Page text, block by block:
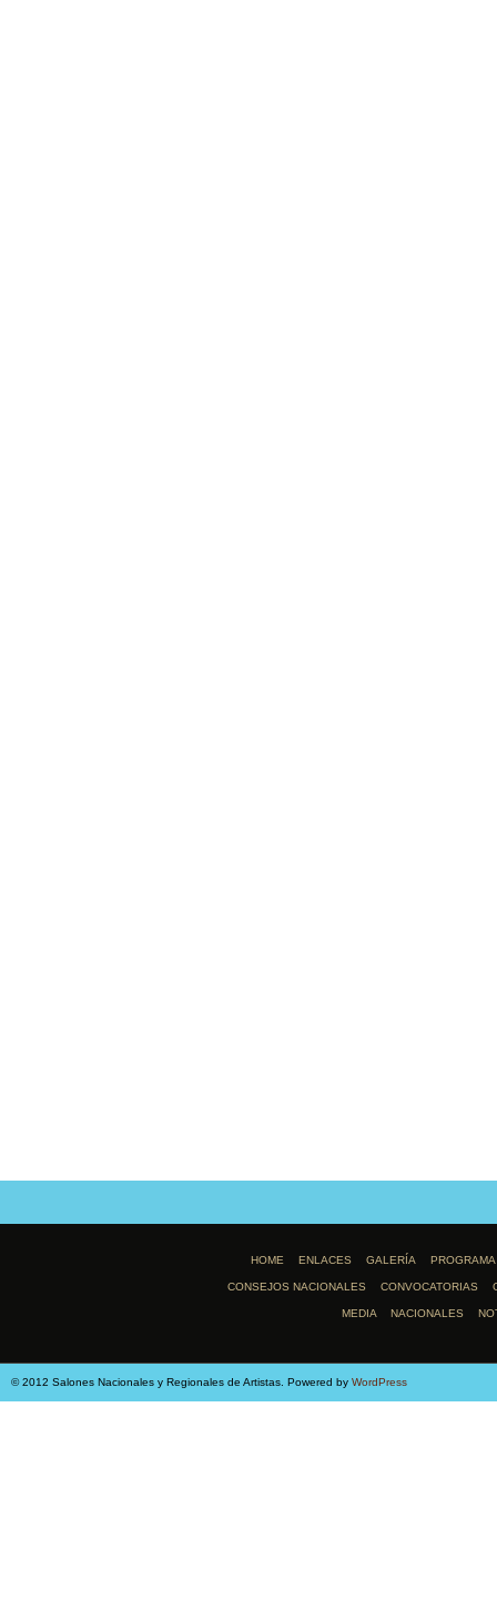
HOME ENLACES GALERÍA PROGRAMA
CONSEJOS NACIONALES CONVOCATORIAS
MEDIA NACIONALES
© 2012 Salones Nacionales y Regionales de Artistas. Powered by WordPress